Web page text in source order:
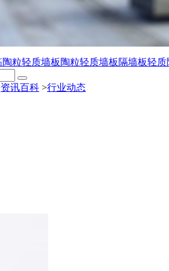
粒轻质墙板 陶粒轻质墙板 隔墙板轻质
资讯百科 >行业动态